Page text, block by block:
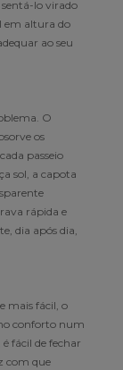
sentá-lo virado
em altura do
ao seu
O
os
passeio
sol, a capota
rápida e
dia após dia,
mais fácil, o
conforto num
fácil de fechar
com que